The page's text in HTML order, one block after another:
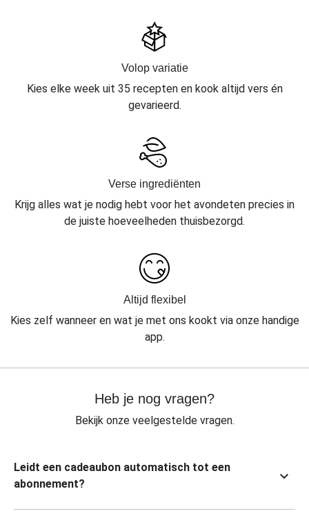
Volop variatie
Kies elke week uit 35 recepten en kook altijd vers én
gevarieerd.
Verse ingrediënten
Krijg alles wat je nodig hebt voor het avondeten precies in
de juiste hoeveelheden thuisbezorgd.
Altijd flexibel
Kies zelf wanneer en wat je met ons kookt via onze handige
app.
Heb je nog vragen?
Bekijk onze veelgestelde vragen.
Leidt een cadeaubon automatisch tot een
abonnement?